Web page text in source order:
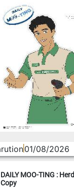
01/08/2026
DAILY MOO-TING : Herd
Copy